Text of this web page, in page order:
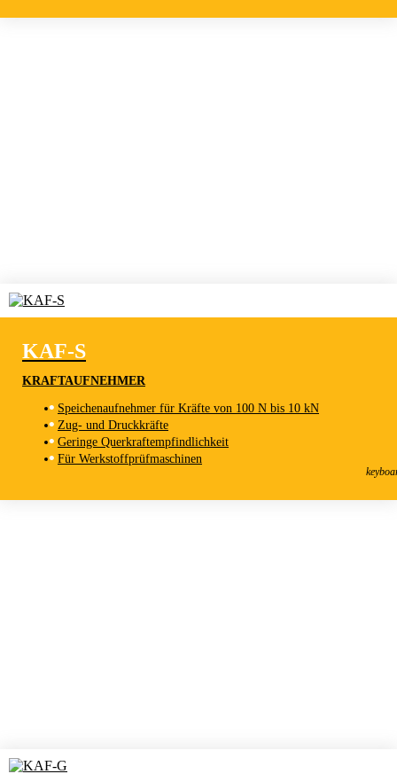
KAF-S
KAF-S
KRAFTAUFNEHMER
Speichenaufnehmer für Kräfte von 100 N bis 10 kN
Zug- und Druckkräfte
Geringe Querkraftempfindlichkeit
Für Werkstoffprüfmaschinen